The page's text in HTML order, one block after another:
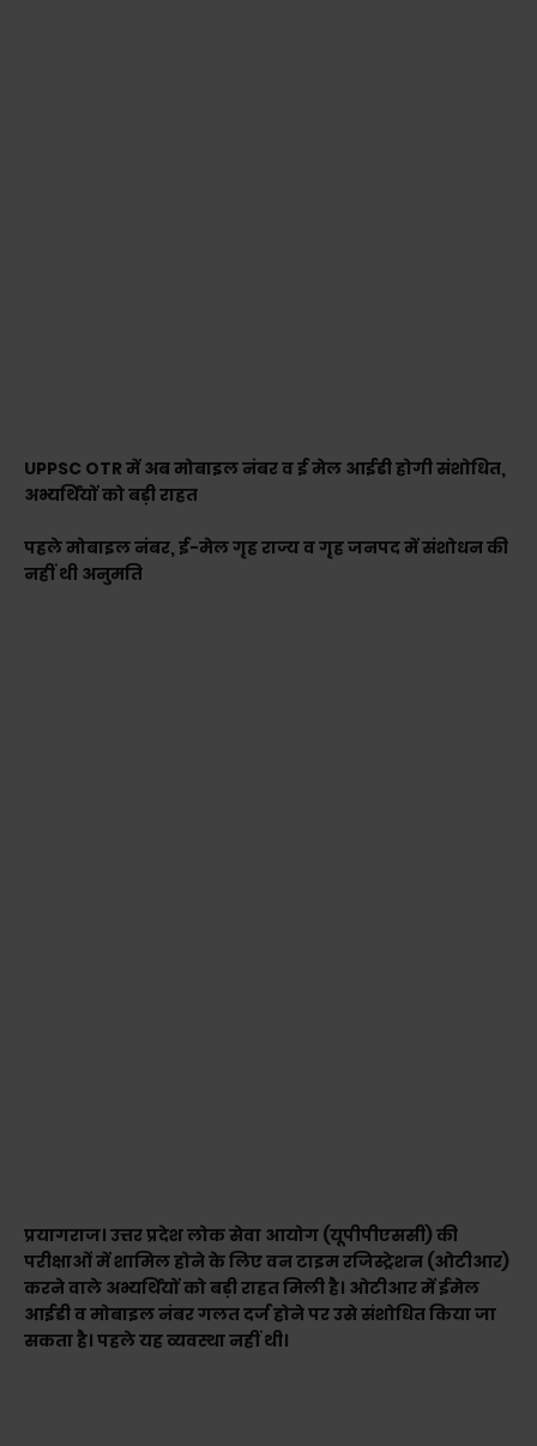
UPPSC OTR में अब मोबाइल नंबर व ई मेल आईडी होगी संशोधित,
अभ्यर्थियों को बड़ी राहत
पहले मोबाइल नंबर, ई-मेल गृह राज्य व गृह जनपद में संशोधन की
नहीं थी अनुमति
प्रयागराज। उत्तर प्रदेश लोक सेवा आयोग (यूपीपीएससी) की
परीक्षाओं में शामिल होने के लिए वन टाइम रजिस्ट्रेशन (ओटीआर)
करने वाले अभ्यर्थियों को बड़ी राहत मिली है। ओटीआर में ईमेल
आईडी व मोबाइल नंबर गलत दर्ज होने पर उसे संशोधित किया जा
सकता है। पहले यह व्यवस्था नहीं थी।